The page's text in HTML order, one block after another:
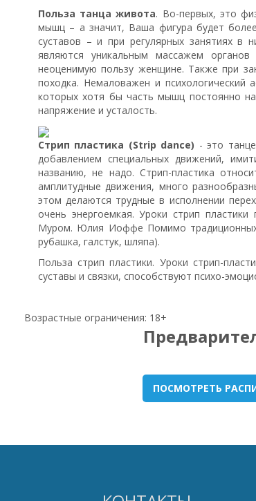
Польза танца живота. Во-первых, это
мышц – а значит, Ваша фигура будет
суставов – и при регулярных занятиях в
являются уникальным массажем
неоценимую пользу женщине. Также при
походка. Немаловажен и психологический
которых хотя бы часть мышц постоянно
напряжение и усталость.
Стрип пластика (Strip dance) - это
добавлением специальных движений,
названию, не надо. Стрип-пластика
амплитудные движения, много
этом делаются трудные в исполнении
очень энергоемкая. Уроки стрип
Муром. Юлия Иоффе Помимо традиционных
рубашка, галстук, шляпа).
Польза стрип пластики. Уроки стрип-
суставы и связки, способствуют психо-
Возрастные ограничения: 18+
ПОСМОТРЕТЬ